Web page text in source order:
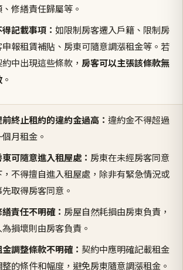
修繕責任歸屬等。
記載事項： 如限制房客遷入戶籍、限制房
申報租賃補貼、房東可隨意調漲租金等。若
中出現這些條款， 房客可以主張該條款無
。
終止租約的違約金過高： 違約金不得超過
個月租金。
東可隨意進入租屋處： 房東在未經房客同意
，不得擅自進入租屋處，除非有緊急情況或
取得房客同意。
責任不明確： 房屋自然耗損由房東負責，
為損壞則由房客負責。
調整條款不明確： 契約中應明確記載租金
的條件和幅度，避免房東隨意調漲租金。